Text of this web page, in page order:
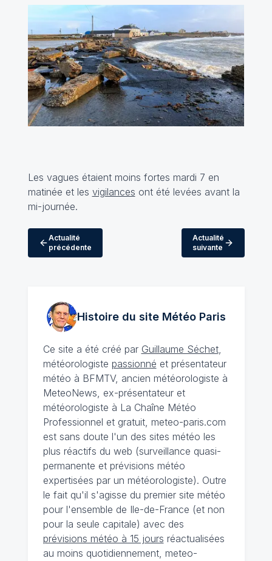
Les vagues étaient moins fortes mardi 7 en
matinée et les vigilances ont été levées avant la
mi-journée.
Actualité
précédente
Actualité
suivante
Histoire du site MétéoParis
Ce site a été créé par Guillaume Séchet,
météorologiste passionné et présentateur
météo à BFMTV, ancien météorologiste à
MeteoNews, ex-présentateur et
météorologiste à La Chaîne Météo
Professionnel et gratuit, meteo-paris.com
est sans doute l'un des sites météo les
plus réactifs du web (surveillance quasi-
permanente et prévisions météo
expertisées par un météorologiste). Outre
le fait qu'il s'agisse du premier site météo
pour l'ensemble de Ile-de-France (et non
pour la seule capitale) avec des
prévisions météo à 15 jours réactualisées
au moins quotidiennement, meteo-